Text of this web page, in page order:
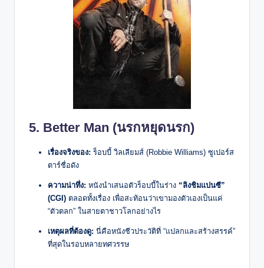
5. Better Man (นรกหยุดนรก)
เรื่องจริงของ: ร็อบบี้ วิลเลียมส์ (Robbie Williams) ซูเปอร์ส
ตาร์ชื่อดัง
ความน่าทึ่ง: หนังนำเสนอตัวร็อบบี้ในร่าง “ลิงชิมแปนซี”
(CGI) ตลอดทั้งเรื่อง เพื่อสะท้อนว่าเขามองตัวเองเป็นแค่
“ตัวตลก” ในสายตาชาวโลกอย่างไร
เหตุผลที่ต้องดู: นี่คือหนังชีวประวัติที่ “แปลกและสร้างสรรค์”
ที่สุดในรอบหลายทศวรรษ